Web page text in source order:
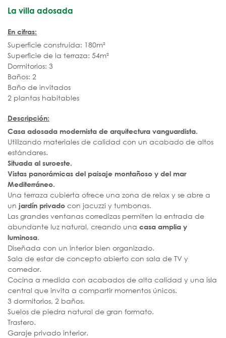
La villa adosada
En cifras:
Superficie construida: 180m²
Superficie de la terraza: 54m²
Dormitorios: 3
Baños: 2
Baño de invitados
2 plantas habitables
Descripción:
Casa adosada modernista de arquitectura vanguardista.
Utilizando materiales de calidad con un acabado de altos
estándares.
Situada al suroeste.
Vistas panorámicas del paisaje montañoso y del mar
Mediterráneo.
Una terraza cubierta ofrece una zona de relax y se abre a
un jardín privado con jacuzzi y tumbonas.
Las grandes ventanas corredizas permiten la entrada de
abundante luz natural, creando una casa amplia y
luminosa.
Diseñada con un interior bien organizado.
Sala de estar de concepto abierto con sala de TV y
comedor.
Cocina a medida con acabados de alta calidad y una isla
central que invita a compartir momentos únicos.
3 dormitorios, 2 baños.
Suelos de piedra natural de gran formato.
Trastero.
Garaje privado interior.